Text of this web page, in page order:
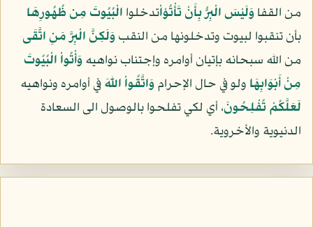
من القفاوَلَيْسَ الْبِرُّ بِأَنْ تَأْتُوْاْتدخلوا الْبُيُوتَ مِن ظُهُورِهَا
بأن تنقبوا لبيوت وتدخلونها من النقبوَلَكِنَّ الْبِرَّ مَنِ اتَّقَى
من الله سبحانه بإتيان أوامره وإجتناب نواهيهوَأْتُواْ الْبُيُوتَ
مِنْ أَبْوَابِهَا ولو في حال الإحراموَاتَّقُواْ اللّهَفي أوامره ونواهيه
لَعَلَّكُمْ تُفْلِحُونَ، أي لكي تفلحوا بالوصول الى السعادة
الدنيوية والأخروية.